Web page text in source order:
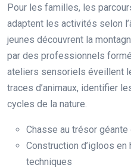
Pour les familles, les
adaptent les activités selon
jeunes découvrent la
par des professionnels
ateliers sensoriels éveillent
traces d’animaux, identifier
cycles de la nature.
Chasse au trésor
Construction d’igloos
techniques